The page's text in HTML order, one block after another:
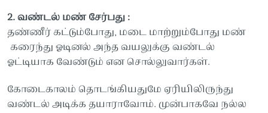
2. வண்டல் மண் சேர்பது :
தண்ணீர் கட்டும்போது, மடை மாற்றும்போது மண்
கரைந்து ஓடினல் அந்த வயலுக்கு வண்டல்
ஓட்டியாக வேண்டும் என சொல்லுவார்கள்.
கோடைகாலம் தொடங்கியதுமே ஏரியிலிருந்து
வண்டல் அடிக்க தயாராவோம். முன்பாகவே நல்ல